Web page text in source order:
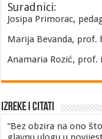
Suradnici:
Josipa Primorac,
Marija Bevanda, prof.
Anamaria Rozić,
Izreke i Citati
“Bez obzira na ono